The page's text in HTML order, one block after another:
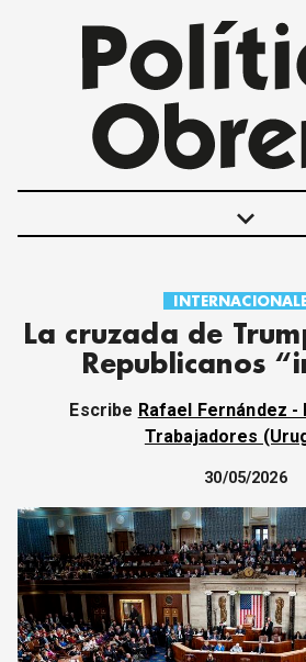
keyboard_arrow_down
POLÍTICAS
MOVIMIENTO
ECONOMÍA
SOCIEDAD Y
JUVENTUD
CORREO DE
DEBATE
ARCHIVO
OPINIÓN
ALTAMIRA
La cruzada de
Republicanos
Escribe Rafael Fernández
Trabajadores
30/05/2026